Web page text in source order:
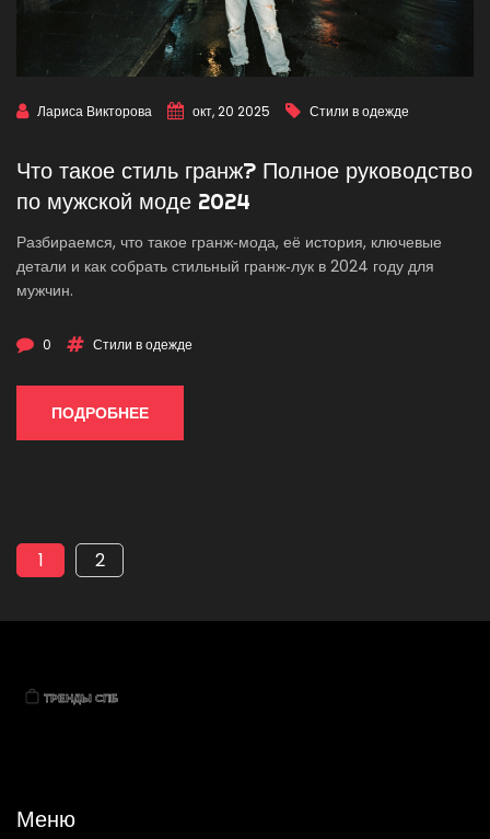
Лариса Викторова окт, 20 2025 Стили в одежде
Что такое стиль гранж? Полное руководство
по мужской моде 2024
Разбираемся, что такое гранж‑мода, её история, ключевые
детали и как собрать стильный гранж‑лук в 2024 году для
мужчин.
0 Стили в одежде
ПОДРОБНЕЕ
1 2
Меню